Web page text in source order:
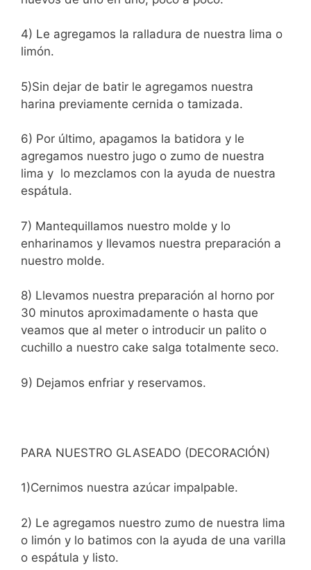
4) Le agregamos la ralladura de nuestra lima o
limón.
5)Sin dejar de batir le agregamos nuestra
harina previamente cernida o tamizada.
6) Por último, apagamos la batidora y le
agregamos nuestro jugo o zumo de nuestra
lima y lo mezclamos con la ayuda de nuestra
espátula.
7) Mantequillamos nuestro molde y lo
enharinamos y llevamos nuestra preparación a
nuestro molde.
8) Llevamos nuestra preparación al horno por
30 minutos aproximadamente o hasta que
veamos que al meter o introducir un palito o
cuchillo a nuestro cake salga totalmente seco.
9) Dejamos enfriar y reservamos.
PARA NUESTRO GLASEADO (DECORACIÓN)
1)Cernimos nuestra azúcar impalpable.
2) Le agregamos nuestro zumo de nuestra lima
o limón y lo batimos con la ayuda de una varilla
o espátula y listo.